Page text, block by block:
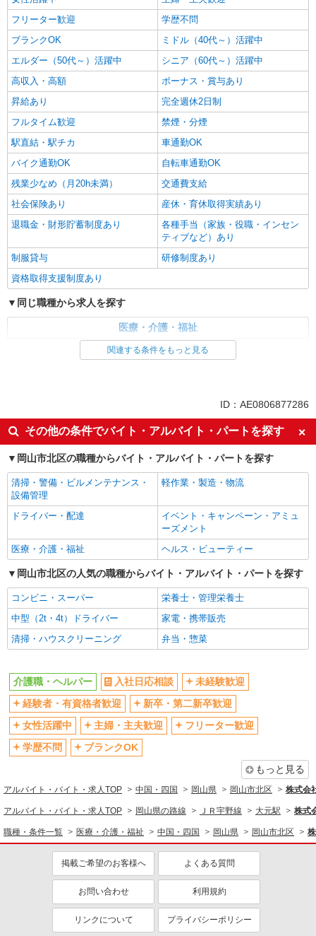
フリーター歓迎
学歴不問
ブランクOK
ミドル（40代～）活躍中
エルダー（50代～）活躍中
シニア（60代～）活躍中
高収入・高額
ボーナス・賞与あり
昇給あり
完全週休2日制
フルタイム歓迎
禁煙・分煙
駅直結・駅チカ
車通勤OK
バイク通勤OK
自転車通勤OK
残業少なめ（月20h未満）
交通費支給
社会保険あり
産休・育休取得実績あり
退職金・財形貯蓄制度あり
各種手当（家族・役職・インセン
ティブなど）あり
制服貸与
研修制度あり
資格取得支援制度あり
同じ職種から求人を探す
医療・介護・福祉
ボーナス・賞与あり
車通勤OK
交通費支給
社会保険あり
産休・育休取得実績あり
関連する条件をもっと見る
ID：AE0806877286
その他の条件でバイト・アルバイト・パートを探す
岡山市北区の職種からバイト・アルバイト・パートを探す
清掃・警備・ビルメンテナンス・
設備管理
軽作業・製造・物流
ドライバー・配達
イベント・キャンペーン・アミュ
ーズメント
医療・介護・福祉
ヘルス・ビューティー
岡山市北区の人気の職種からバイト・アルバイト・パートを探す
コンビニ・スーパー
栄養士・管理栄養士
中型（2t・4t）ドライバー
家電・携帯販売
清掃・ハウスクリーニング
弁当・惣菜
介護職・ヘルパー 入社日応相談
未経験歓迎
経験者・有資格者歓迎
新卒・第二新卒歓迎
女性活躍中
主婦・主夫歓迎
フリーター歓迎
学歴不問
ブランクOK
もっと見る
アルバイト・バイト・求人TOP 中国・四国 岡山県 岡山市北区 株式会
アルバイト・バイト・求人TOP 岡山県の路線 ＪＲ宇野線 大元駅 株式
職種・条件一覧 医療・介護・福祉 中国・四国 岡山県 岡山市北区
掲載ご希望のお客様へ よくある質問
お問い合わせ 利用規約
リンクについて プライバシーポリシー